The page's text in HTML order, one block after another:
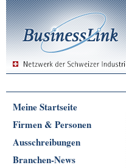
Meine Startseite
Firmen & Personen
Ausschreibungen
Branchen-News